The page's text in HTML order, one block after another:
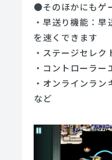
●そのほかにもゲ
・早送り機能：
を速くできます
・ステージセレク
・コントローラー
・オンラインラン
など